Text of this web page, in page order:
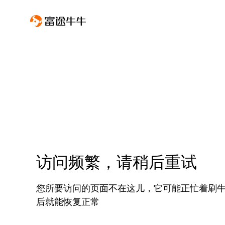
访问频繁，请稍后重试
您所要访问的页面不在这儿，它可能正忙着刷
后就能恢复正常